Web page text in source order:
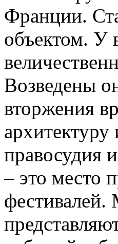
Франции.
объектом. У
Возведены
вторжения
правосудия
– это место